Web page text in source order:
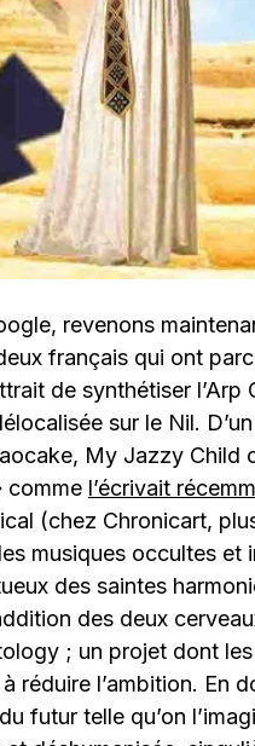
revenons
français qui ont
de synthétiser l’Arp
sur le Nil.
My Jazzy Child
comme l’écrivait
(chez Chronicart,
musiques occultes et
des saintes
des deux
; un projet dont
réduire l’ambition. En
futur telle qu’on